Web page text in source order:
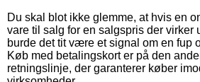
Du skal blot ikke glemme, at hvis en
vare til salg for en salgspris der virker
burde det tit være et signal om en fup
Køb med betalingskort er på den
retningslinje, der garanterer køber